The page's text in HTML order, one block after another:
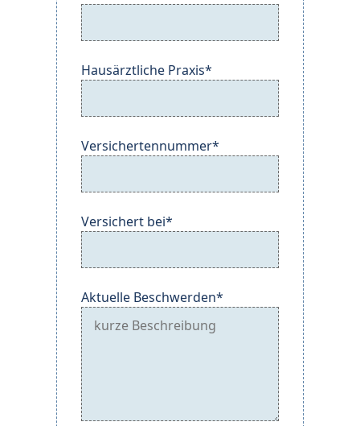
Hausärztliche Praxis*
Versichertennummer*
Versichert bei*
Aktuelle Beschwerden*